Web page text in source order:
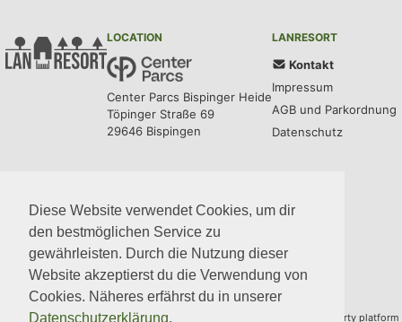
Diese Website verwendet Cookies, um dir
den bestmöglichen Service zu
gewährleisten. Durch die Nutzung dieser
Website akzeptierst du die Verwendung von
Cookies. Näheres erfährst du in unserer
Datenschutzerklärung.
LOCATION
Center Parcs Bispinger Heide
Töpinger Straße 69
29646 Bispingen
LANRESORT
Kontakt
Impressum
AGB und Parkordnung
Datenschutz
Copyright © 2014–2026 Team LANresort · Built with – a LAN party platform